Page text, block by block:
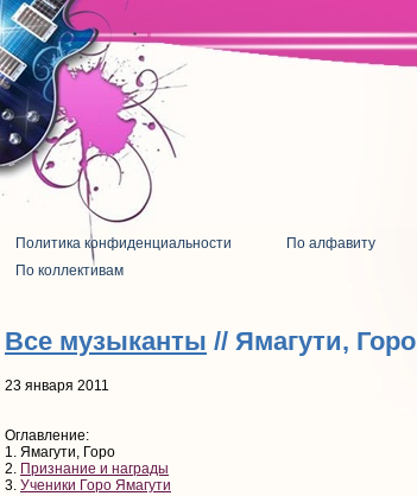
Политика конфиденциальности По алфавиту
По коллективам
Все музыканты // Ямагути, Горо
23 января 2011
Оглавление:
1. Ямагути, Горо
2. Признание и награды
3. Ученики Горо Ямагути